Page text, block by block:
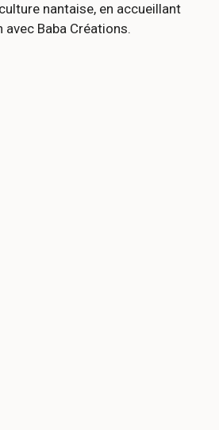
nantaise, en accueillant
Baba Créations.